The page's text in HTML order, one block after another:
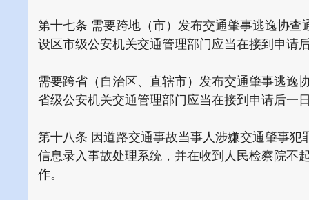
第十七条 需要跨地（市）发布交通肇事逃逸协
设区市级公安机关交通管理部门应当在接到申请
需要跨省（自治区、直辖市）发布交通肇事逃逸
省级公安机关交通管理部门应当在接到申请后一
第十八条 因道路交通事故当事人涉嫌交通肇事
信息录入事故处理系统，并在收到人民检察院不
作。